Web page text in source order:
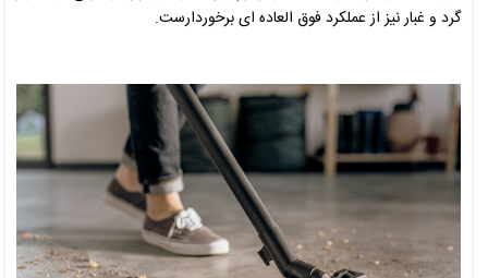
گرد و غبار نیز از عملکرد فوق العاده ای برخوردارست.